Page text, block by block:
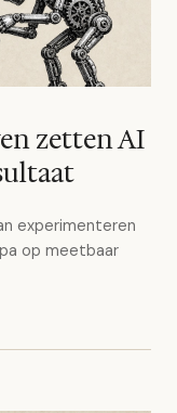
zetten AI
experimenteren
op meetbaar